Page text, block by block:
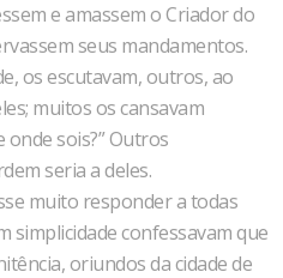
e amassem o Criador do
seus mandamentos.
os escutavam, outros, ao
muitos os cansavam
sois?” Outros
seria a deles.
muito responder a todas
simplicidade confessavam que
oriundos da cidade de